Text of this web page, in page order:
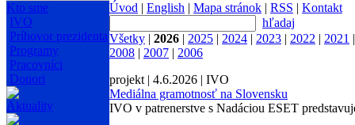
Kto sme
IVO
Príhovor prezidenta
Programy
Pracovníci
Donori
Aktuality
Úvod | English | Mapa stránok | RSS | Kontakt
hľadaj
Všetky | 2026 | 2025 | 2024 | 2023 | 2022 | 2021
2008 | 2007 | 2006
projekt | 4.6.2026 | IVO
Mediálna gramotnosť na Slovensku
IVO v patrenerstve s Nadáciou ESET